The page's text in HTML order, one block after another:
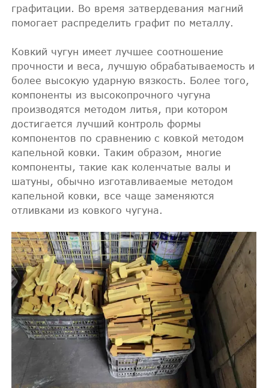
графитации. Во время затвердевания магний
помогает распределить графит по металлу.
Ковкий чугун имеет лучшее соотношение
прочности и веса, лучшую обрабатываемость и
более высокую ударную вязкость. Более того,
компоненты из высокопрочного чугуна
производятся методом литья, при котором
достигается лучший контроль формы
компонентов по сравнению с ковкой методом
капельной ковки. Таким образом, многие
компоненты, такие как коленчатые валы и
шатуны, обычно изготавливаемые методом
капельной ковки, все чаще заменяются
отливками из ковкого чугуна.